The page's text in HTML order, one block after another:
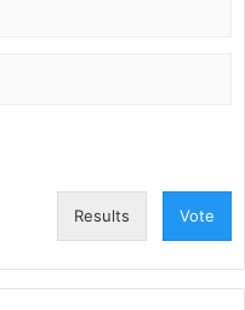
Results Vote